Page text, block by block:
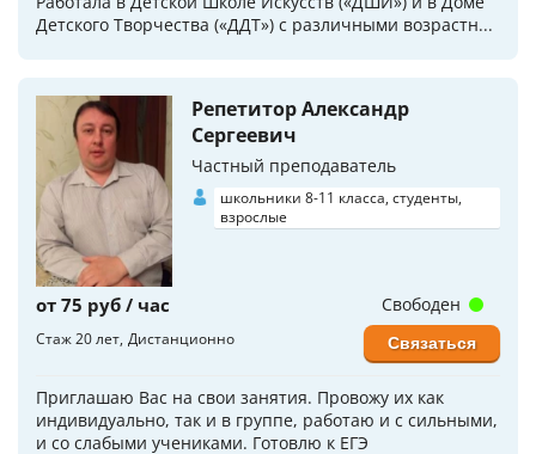
Детского Творчества («ДДТ») с различными возрастн...
Репетитор Александр
Сергеевич
Частный преподаватель
школьники 8-11 класса, студенты,
взрослые
от 75 руб / час
Стаж 20 лет Дистанционно
Приглашаю Вас на свои занятия. Провожу их как
индивидуально, так и в группе, работаю и с сильными,
и со слабыми учениками. Готовлю к ЕГЭ
Свободен
Связаться